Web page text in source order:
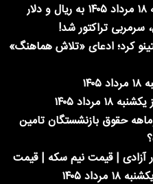
سرمربی تراکتور شد!
کرد؛ ادعای «تلاش هماهنگ»
۱۴۰۵
حقوق بازنشستگان تامین
آزادی | قیمت نیم سکه | قیمت
۱۴۰۵